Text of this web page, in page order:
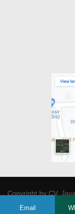
Copyright byCV.
Email